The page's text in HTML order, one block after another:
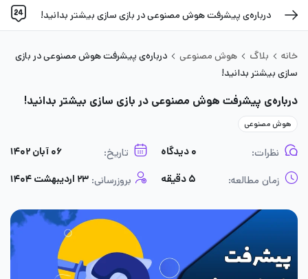
درباره‌ی پیشرفت هوش مصنوعی در بازی سازی بیشتر بدانید!
خانه بلاگ هوش مصنوعی
درباره‌ی پیشرفت هوش مصنوعی در بازی
سازی بیشتر بدانید!
درباره‌ی پیشرفت هوش مصنوعی در بازی سازی بیشتر بدانید!
هوش مصنوعی
نظرات: ۰ دیدگاه تاریخ: ۰۶ آبان ۱۴۰۲
زمان مطالعه: ۵ دقیقه بروزرسانی: ۲۳ اردیبهشت ۱۴۰۴